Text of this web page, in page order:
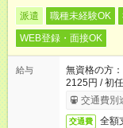
派遣 職種未経験OK
WEB登録・面接OK
給与
無資格の方
2125円 / 初
交通費別
交通費 全額